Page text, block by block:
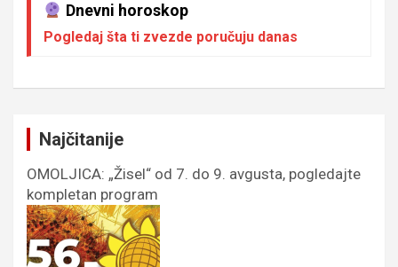
Dnevni horoskop
Pogledaj šta ti zvezde poručuju danas
Najčitanije
OMOLJICA: „Žisel“ od 7. do 9. avgusta, pogledajte
kompletan program